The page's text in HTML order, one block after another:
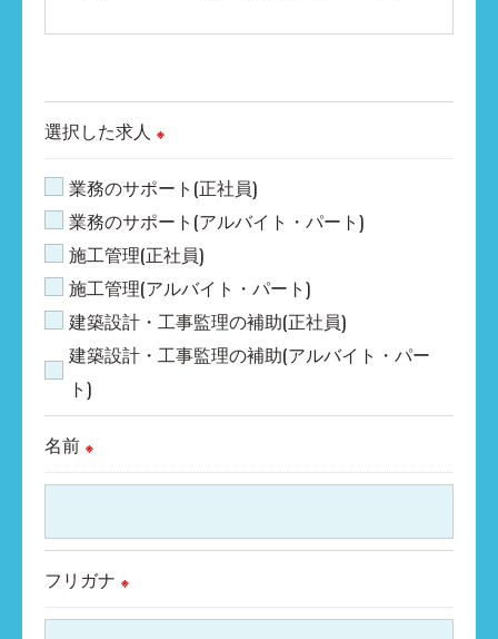
定められた場合を除き、
取得した個人情報を第三者に提供することはい
たしません。
＜個人情報の委託について＞
当社では、利用目的の達成に必要な範囲におい
て、個人情報を外部に委託する場合がありま
す。
これらの委託先に対しては個人情報保護契約等
の措置をとり、適切な監督を行います。
＜個人情報の安全管理＞
う、適切に安全管理対策を実施します。
＜個人情報を与えなかった場合に生じる結果＞
選択した求人 ※
業務のサポート(正社員)
業務のサポート(アルバイト・パート)
施工管理(正社員)
施工管理(アルバイト・パート)
建築設計・工事監理の補助(正社員)
建築設計・工事監理の補助(アルバイト・パー
ト)
名前 ※
フリガナ ※